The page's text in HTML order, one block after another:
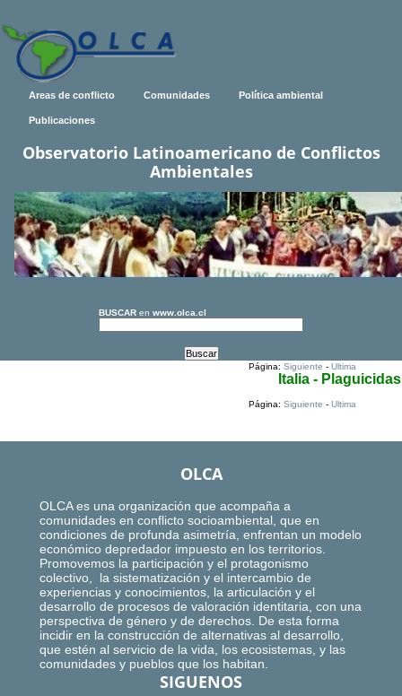
Areas de conflicto Comunidades Política ambiental
Publicaciones
Observatorio Latinoamericano de Conflictos
Ambientales
BUSCAR en www.olca.cl
Página:Siguiente -Ultima
Italia - Plaguicidas
Página:Siguiente -Ultima
OLCA
OLCA es una organización que acompaña a
comunidades en conflicto socioambiental, que en
condiciones de profunda asimetría, enfrentan un modelo
económico depredador impuesto en los territorios.
Promovemos la participación y el protagonismo
colectivo, la sistematización y el intercambio de
experiencias y conocimientos, la articulación y el
desarrollo de procesos de valoración identitaria, con una
perspectiva de género y de derechos. De esta forma
incidir en la construcción de alternativas al desarrollo,
que estén al servicio de la vida, los ecosistemas, y las
comunidades y pueblos que los habitan.
SIGUENOS